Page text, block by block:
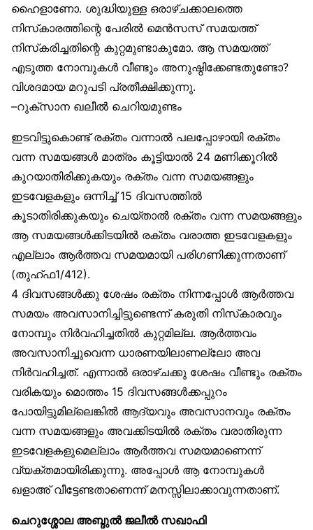
ഹൈളാണോ. ശുദ്ധിയുള്ള ഒരാഴ്ചക്കാലത്തെ
നിസ്‌കാരത്തിന്റെ പേരിൽ മെൻസസ് സമയത്ത്
നിസ്‌കരിച്ചതിന്റെ കുറ്റമുണ്ടാകുമോ. ആ സമയത്ത്
എടുത്ത നോമ്പുകൾ വീണ്ടും അനുഷ്ഠിക്കേണ്ടതുണ്ടോ?
വിശദമായ മറുപടി പ്രതീക്ഷിക്കുന്നു.
–റുക്‌സാന ഖലീൽ ചെറിയമുണ്ടം
ഇടവിട്ടുകൊണ്ട് രക്തം വന്നാൽ പലപ്പോഴായി രക്തം
വന്ന സമയങ്ങൾ മാത്രം കൂട്ടിയാൽ 24 മണിക്കൂറിൽ
കുറയാതിരിക്കുകയും രക്തം വന്ന സമയങ്ങളും
ഇടവേളകളും ഒന്നിച്ച് 15 ദിവസത്തിൽ
കൂടാതിരിക്കുകയും ചെയ്താൽ രക്തം വന്ന സമയങ്ങളും
ആ സമയങ്ങൾക്കിടയിൽ രക്തം വരാത്ത ഇടവേളകളും
എല്ലാം ആർത്തവ സമയമായി പരിഗണിക്കുന്നതാണ്
(തുഹ്ഫ1/412).
4 ദിവസങ്ങൾക്കു ശേഷം രക്തം നിന്നപ്പോൾ ആർത്തവ
സമയം അവസാനിച്ചിട്ടുണ്ടെന്ന് കരുതി നിസ്‌കാരവും
നോമ്പും നിർവഹിച്ചതിൽ കുറ്റമില്ല. ആർത്തവം
അവസാനിച്ചുവെന്ന ധാരണയിലാണല്ലോ അവ
നിർവഹിച്ചത്. എന്നാൽ ഒരാഴ്ചക്കു ശേഷം വീണ്ടും രക്തം
വരികയും മൊത്തം 15 ദിവസങ്ങൾക്കപ്പുറം
പോയിട്ടുമില്ലെങ്കിൽ ആദ്യവും അവസാനവും രക്തം
വന്ന സമയങ്ങളും അവക്കിടയിൽ രക്തം വരാതിരുന്ന
ഇടവേളകളുമെല്ലാം ആർത്തവ സമയമാണെന്ന്
വ്യക്തമായിരിക്കുന്നു. അപ്പോൾ ആ നോമ്പുകൾ
ഖളാഅ് വീട്ടേണ്ടതാണെന്ന് മനസ്സിലാക്കാവുന്നതാണ്.
ചെറുശ്ശോല അബ്ദുൽ ജലീൽ സഖാഫി